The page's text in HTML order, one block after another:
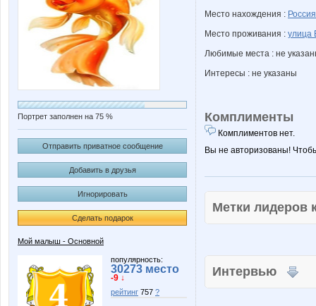
Портрет заполнен на 75 %
Отправить приватное сообщение
Добавить в друзья
Игнорировать
Сделать подарок
Мой малыш - Основной
популярность:
30273 место
-9 ↓
рейтинг 757 ?
Место нахождения : Россия
Место проживания : улица
Любимые места : не
Интересы : не указаны
Комплименты
Комплиментов нет.
Вы не авторизованы!
Метки
Интервью